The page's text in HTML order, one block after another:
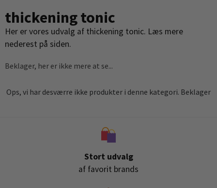
thickening tonic
Her er vores udvalg af thickening tonic. Læs mere
nederest på siden.
Beklager, her er ikke mere at se...
Ops, vi har desværre ikke produkter i denne kategori. Beklager
Stort udvalg
af favorit brands